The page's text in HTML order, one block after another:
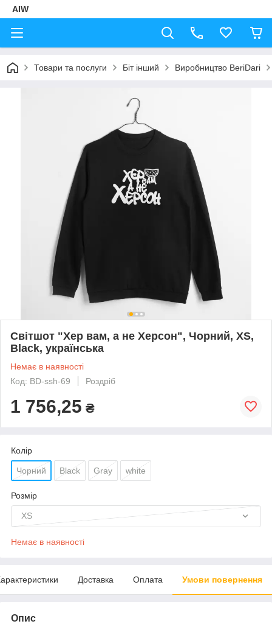
AIW
Товари та послуги Біт інший Виробництво BeriDari
Світшот "Хер вам, а не Херсон", Чорний, XS,
Black, українська
Немає в наявності
Код: BD-ssh-69
Роздріб
1 756,25 ₴
Колір
Чорний Black Gray white
Розмір
XS
Немає в наявності
Доставка Оплата Умови повернення
Опис